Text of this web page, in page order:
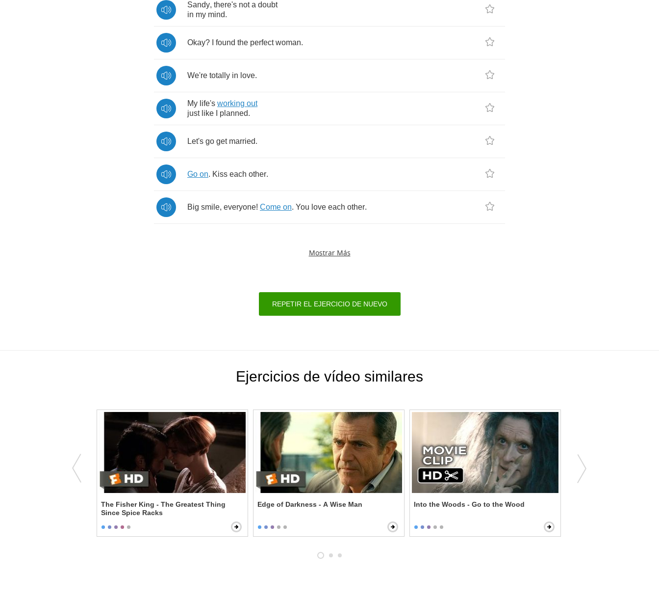
Sandy, there's not a doubt
in my mind.
Okay? found the perfect woman.
We're totally in love.
My life's working out
just like planned.
Let's go get married.
Go on. Kiss each other.
Big smile, everyone! Come on. You love each other.
Mostrar Más
REPETIR EL EJERCICIO DE NUEVO
Ejercicios de vídeo similares
The Fisher King - The Greatest Thing
Since Spice Racks
Edge of Darkness - A Wise Man Into the Woods - Go to the Wood